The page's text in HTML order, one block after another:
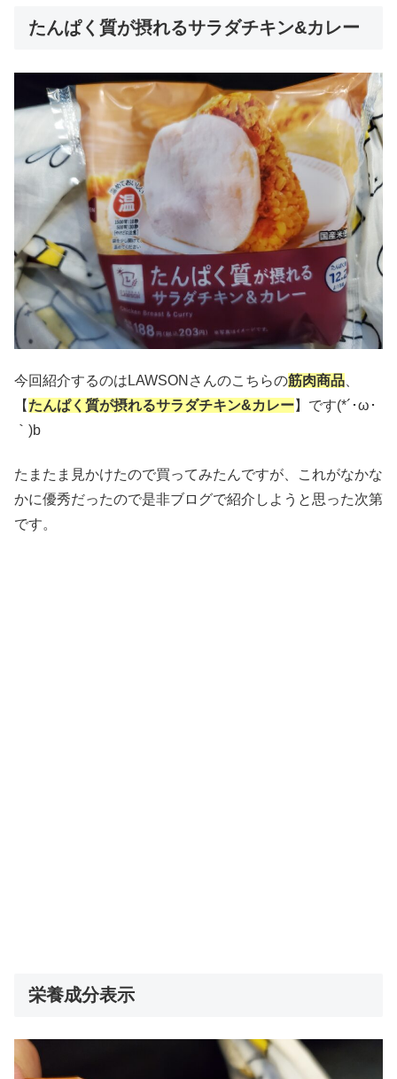
たんぱく質が摂れるサラダチキン&カレー
今回紹介するのはLAWSONさんのこちらの筋肉商品
【 たんぱく質が摂れるサラダチキン&カレー】です(*´･ω･
｀)b
たまたま見かけたので買ってみたんですが、これがなかな
かに優秀だったので是非ブログで紹介しようと思った次第
です。
栄養成分表示